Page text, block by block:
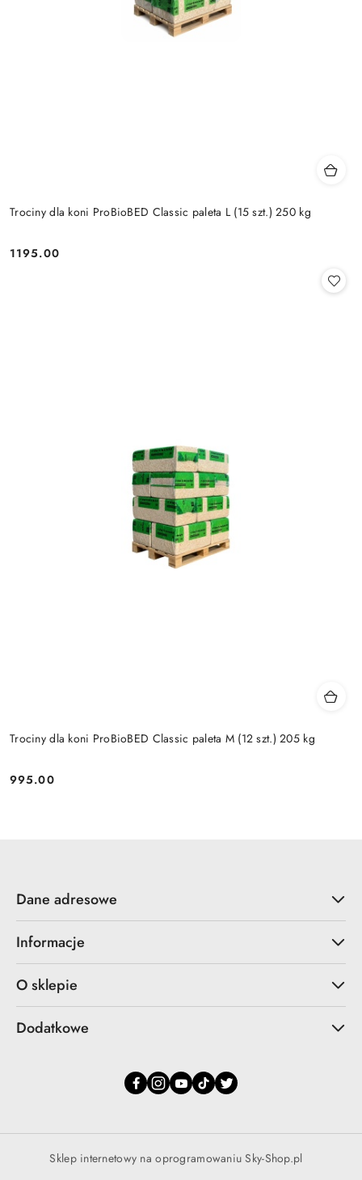
Trociny dla koni ProBioBED Classic paleta L (15 szt.) 250 kg
Cena:
1195.00
Trociny dla koni ProBioBED Classic paleta M (12 szt.) 205 kg
Cena:
995.00
Dane adresowe
Informacje
O sklepie
Dodatkowe
Sklep internetowy na oprogramowaniu Sky-Shop.pl